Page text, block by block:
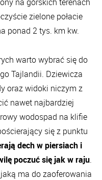
zielone połacie
ponad 2 tys. km kw.
warto wybrać się do
Tajlandii. Dziewicza
oraz widoki niczym z
nawet najbardziej
wodospad na klifie
się z punktu
dech w piersiach i
poczuć się jak w raju.
ma do zaoferowania